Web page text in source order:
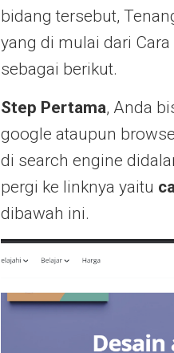
bidang tersebut,
yang di mulai dari
sebagai berikut.
Step Pertama, Anda
google ataupun
di search engine
pergi ke linknya yaitu
dibawah ini.